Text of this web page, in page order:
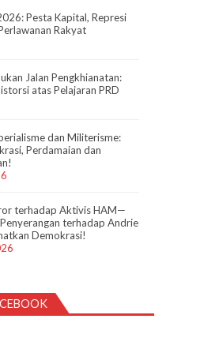
Pesta Kapital, Represi
Rakyat
Jalan Pengkhianatan:
atas Pelajaran PRD
dan Militerisme:
Perdamaian dan
terhadap Aktivis HAM—
terhadap Andrie
Demokrasi!